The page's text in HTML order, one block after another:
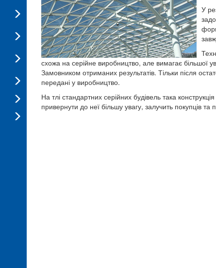
У
схожа на серійне виробництво, але вимагає більшої
Замовником отриманих результатів. Тільки після
передані у виробництво.
На тлі стандартних серійних будівель така
привернути до неї більшу увагу, залучить покупців та